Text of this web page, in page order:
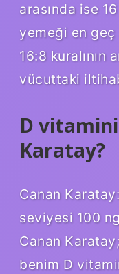
arasında ise
yemeği en geç
16:8 kuralının
vücuttaki
D
Karatay?
Canan
seviyesi 100
Canan
benim D